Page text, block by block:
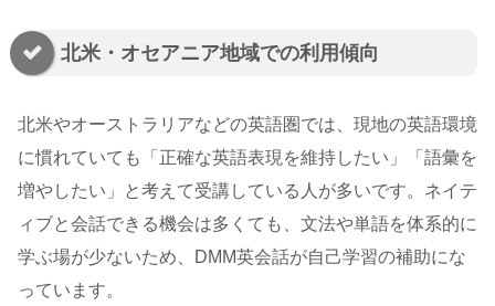
北米・オセアニア地域での利用傾向
北米やオーストラリアなどの英語圏では、現地の英語環境
に慣れていても「正確な英語表現を維持したい」「語彙を
増やしたい」と考えて受講している人が多いです。ネイテ
ィブと会話できる機会は多くても、文法や単語を体系的に
学ぶ場が少ないため、DMM英会話が自己学習の補助にな
っています。